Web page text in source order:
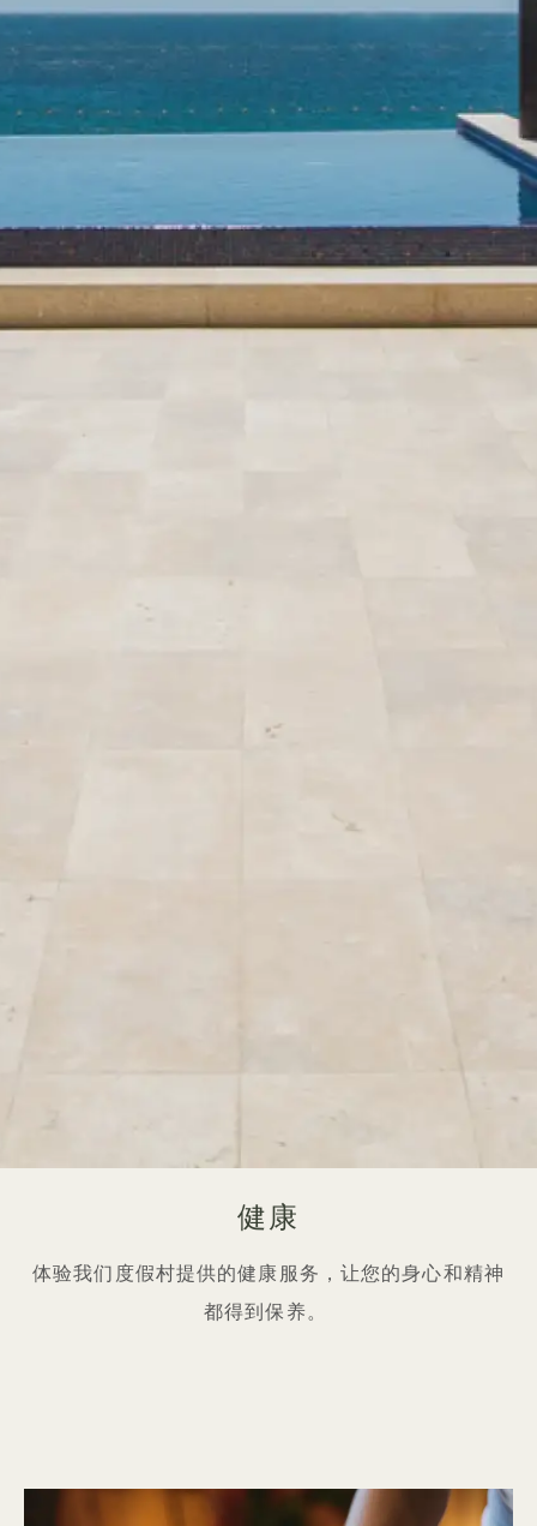
健康
体验我们度假村提供的健康服务，让您的身心和精神
都得到保养。